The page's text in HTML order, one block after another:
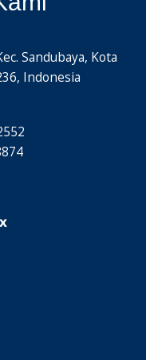
Sandubaya, Kota
Indonesia